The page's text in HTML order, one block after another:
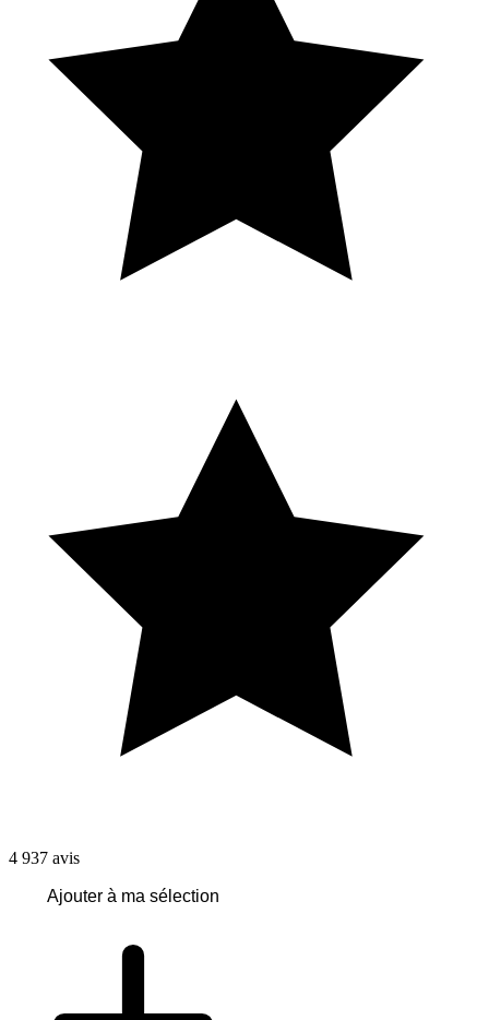
4 937 avis
Ajouter à ma sélection